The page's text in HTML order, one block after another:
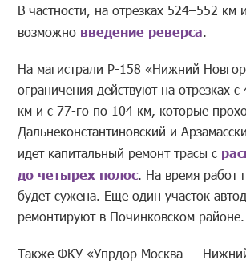
В частности, на отрезках 524–552 км
возможно введение реверса.
На магистрали Р-158 «Нижний
ограничения действуют на отрезках
км и с 77-го по 104 км, которые
Дальнеконстантиновский и
идет капитальный ремонт трасы с
до четырех полос. На время работ
будет сужена. Еще один участок
ремонтируют в Починковском районе.
Также ФКУ «Упрдор Москва —